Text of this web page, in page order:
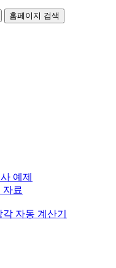
홈페이지 검색
예제
자료
자동 계산기